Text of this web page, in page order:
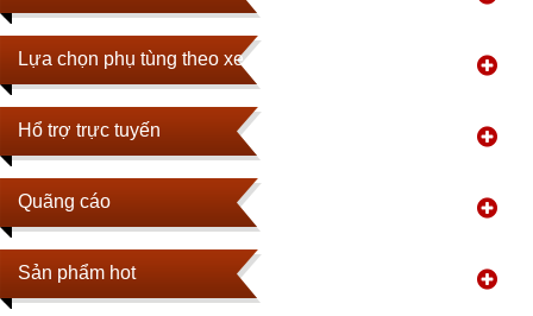
Lựa chọn phụ tùng theo xe
Hổ trợ trực tuyến
Quãng cáo
Sản phẩm hot